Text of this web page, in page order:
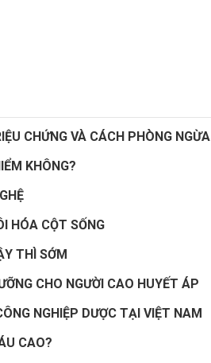
CHỨNG VÀ CÁCH PHÒNG NGỪA
KHÔNG?
HÓA CỘT SỐNG
THÌ SỚM
CHO NGƯỜI CAO HUYẾT ÁP
NGHIỆP DƯỢC TẠI VIỆT NAM
CAO?